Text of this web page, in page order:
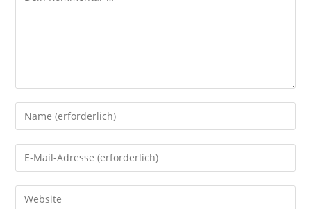
Gib
deinen
Namen
oder
zum
Gib
deine
E-
Mail-
Gib